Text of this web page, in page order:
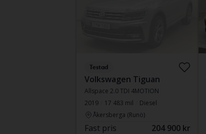
Testad
Volkswagen Tiguan
Allspace 2.0 TDI 4MOTION
2019
17 483 mil
Diesel
Åkersberga (Runö)
Fast pris 204 900 kr